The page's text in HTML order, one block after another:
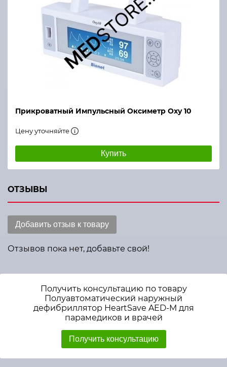
Прикроватный Импульсный Оксиметр Oxy 10
Цену уточняйте
Купить
ОТЗЫВЫ
Добавить отзыв к товару
Отзывов пока нет, добавьте свой!
Получить консультацию по товару
Полуавтоматический наружный
дефибриллятор HeartSave AED-M для
парамедиков и врачей
Получить консультацию